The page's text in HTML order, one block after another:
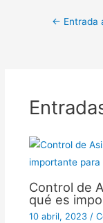
← Entrada
Control de
qué es
10 abril, 2023 /